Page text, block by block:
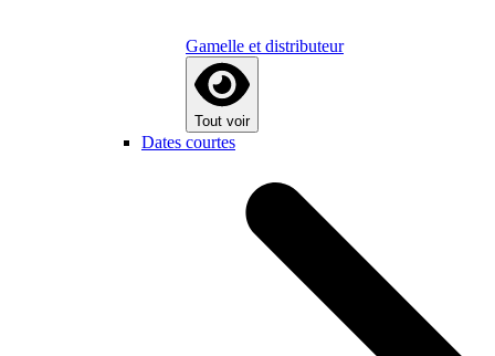
Gamelle et distributeur
Tout voir
Dates courtes